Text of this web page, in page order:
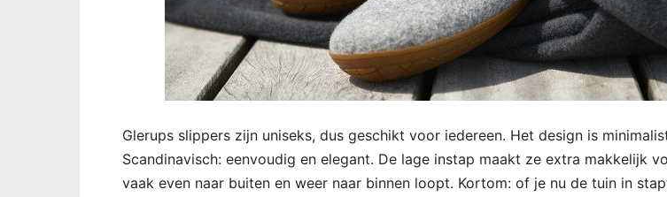
Glerups slippers zijn uniseks, dus geschikt voor iedereen. Het design is
Scandinavisch: eenvoudig en elegant. De lage instap maakt ze extra makkelijk
vaak even naar buiten en weer naar binnen loopt. Kortom: of je nu de tuin in